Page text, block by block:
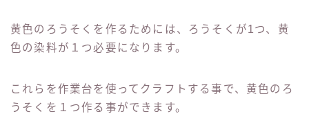
黄色のろうそくを作るためには、ろうそくが1つ、黄
色の染料が１つ必要になります。
これらを作業台を使ってクラフトする事で、黄色のろ
うそくを１つ作る事ができます。